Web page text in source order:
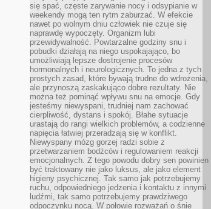
się spać, częste zarywanie nocy i odsypianie w
weekendy mogą ten rytm zaburzać. W efekcie
nawet po wolnym dniu człowiek nie czuje się
naprawdę wypoczęty. Organizm lubi
przewidywalność. Powtarzalne godziny snu i
pobudki działają na niego uspokajająco, bo
umożliwiają lepsze dostrojenie procesów
hormonalnych i neurologicznych. To jedna z tych
prostych zasad, które bywają trudne do wdrożenia,
ale przynoszą zaskakująco dobre rezultaty. Nie
można też pominąć wpływu snu na emocje. Gdy
jesteśmy niewyspani, trudniej nam zachować
cierpliwość, dystans i spokój. Błahe sytuacje
urastają do rangi wielkich problemów, a codzienne
napięcia łatwiej przeradzają się w konflikt.
Niewyspany mózg gorzej radzi sobie z
przetwarzaniem bodźców i regulowaniem reakcji
emocjonalnych. Z tego powodu dobry sen powinien
być traktowany nie jako luksus, ale jako element
higieny psychicznej. Tak samo jak potrzebujemy
ruchu, odpowiedniego jedzenia i kontaktu z innymi
ludźmi, tak samo potrzebujemy prawdziwego
odpoczynku nocą. W połowie rozważań o śnie